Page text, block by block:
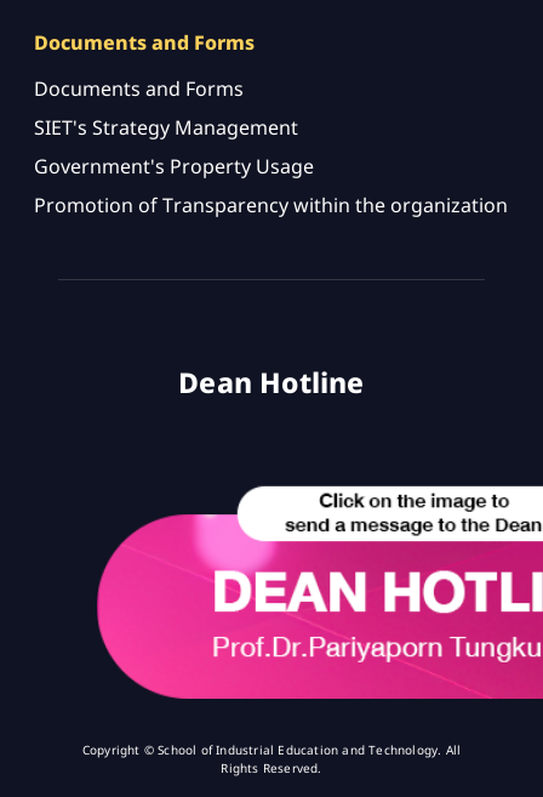
Documents and Forms
Documents and Forms
SIET's Strategy Management
Government's Property Usage
Promotion of Transparency within the organization
Dean Hotline
Copyright © School of Industrial Education and Technology. All
Rights Reserved.